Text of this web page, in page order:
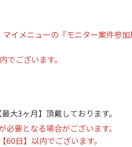
イメニューの『モニター案件参
ございます。
大3ヶ月】頂戴しております。
要となる場合がございます。
日】以内でございます。